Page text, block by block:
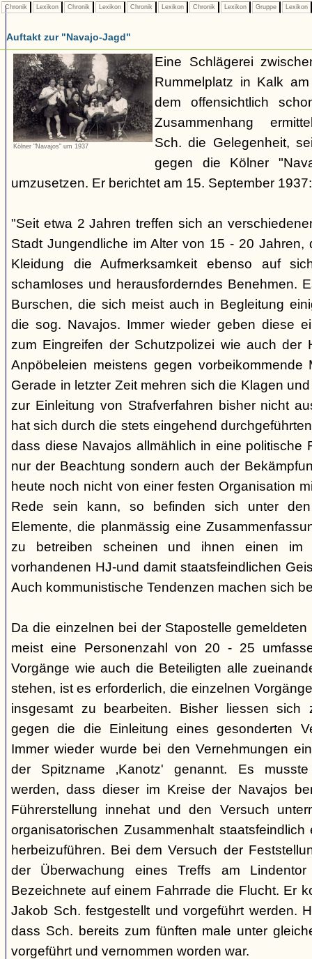
Chronik Lexikon Chronik Lexikon Chronik Lexikon Chronik Lexikon Gruppe Lexikon
Auftakt zur "Navajo-Jagd"
Kölner "Navajos" um 1937
Eine Schlägerei
Rummelplatz in Kalk
dem offensichtlich
Zusammenhang
Sch. die Gelegenheit,
gegen die Kölner
umzusetzen. Er berichtet am 15. September 1937:
"Seit etwa 2 Jahren treffen sich an
Stadt Jungendliche im Alter von 15 - 20 Jahren,
Kleidung die Aufmerksamkeit ebenso auf
schamloses und herausforderndes Benehmen.
Burschen, die sich meist auch in Begleitung
die sog. Navajos. Immer wieder geben diese
zum Eingreifen der Schutzpolizei wie auch der
Anpöbeleien meistens gegen vorbeikommende
Gerade in letzter Zeit mehren sich die Klagen
zur Einleitung von Strafverfahren bisher nicht
hat sich durch die stets eingehend
dass diese Navajos allmählich in eine politische
nur der Beachtung sondern auch der
heute noch nicht von einer festen Organisation
Rede sein kann, so befinden sich unter
Elemente, die planmässig eine
zu betreiben scheinen und ihnen einen im
vorhandenen HJ-und damit staatsfeindlichen
Auch kommunistische Tendenzen machen sich
Da die einzelnen bei der Stapostelle
meist eine Personenzahl von 20 - 25
Vorgänge wie auch die Beteiligten alle
stehen, ist es erforderlich, die einzelnen
insgesamt zu bearbeiten. Bisher liessen sich
gegen die die Einleitung eines gesonderten
Immer wieder wurde bei den Vernehmungen
der Spitzname ‚Kanotz' genannt. Es
werden, dass dieser im Kreise der Navajos
Führerstellung innehat und den Versuch
organisatorischen Zusammenhalt staatsfeindlich
herbeizuführen. Bei dem Versuch der
der Überwachung eines Treffs am
Bezeichnete auf einem Fahrrade die Flucht. Er
Jakob Sch. festgestellt und vorgeführt werden.
dass Sch. bereits zum fünften male unter
vorgeführt und vernommen worden war.